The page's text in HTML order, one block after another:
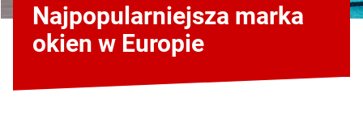
Najpopularniejsza marka
okien w Europie